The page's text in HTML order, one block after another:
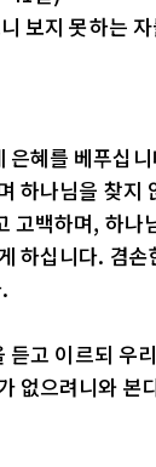
보지 못하는
혜를 베푸십
하나님을 찾지
고백하며, 하나
하십니다. 겸
고 이르되 우
없으려니와 본